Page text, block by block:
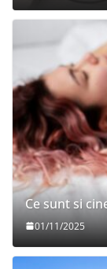
Ce sunt si
01/11/2025